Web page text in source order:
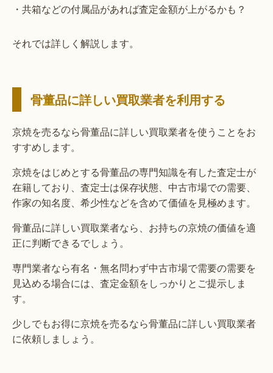
・共箱などの付属品があれば査定金額が上がるかも？
それでは詳しく解説します。
骨董品に詳しい買取業者を利用する
京焼を売るなら骨董品に詳しい買取業者を使うことをお
すすめします。
京焼をはじめとする骨董品の専門知識を有した査定士が
在籍しており、査定士は保存状態、中古市場での需要、
作家の知名度、希少性などを含めて価値を見極めます。
骨董品に詳しい買取業者なら、お持ちの京焼の価値を適
正に判断できるでしょう。
専門業者なら有名・無名問わず中古市場で需要の需要を
見込める場合には、査定金額をしっかりとご提示しま
す。
少しでもお得に京焼を売るなら骨董品に詳しい買取業者
に依頼しましょう。